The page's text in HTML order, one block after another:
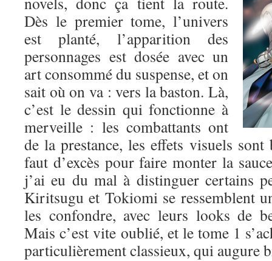
Dès le premier tome, l’univers
est planté, l’apparition des
personnages est dosée avec un
art consommé du suspense, et on
sait où on va : vers la baston. Là,
c’est le dessin qui fonctionne à
merveille : les combattants ont
de la prestance, les effets visuels sont
faut d’excès pour faire monter la
j’ai eu du mal à distinguer certains
Kiritsugu et Tokiomi se ressemblent
les confondre, avec leurs looks de
Mais c’est vite oublié, et le tome 1
particulièrement classieux, qui augure